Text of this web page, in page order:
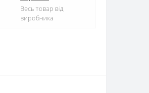
Весь товар від
виробника